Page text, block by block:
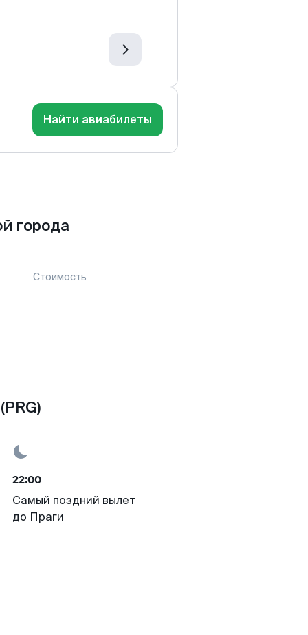
Найти авиабилеты
города
Стоимость
22:00
Самый поздний вылет
до Праги